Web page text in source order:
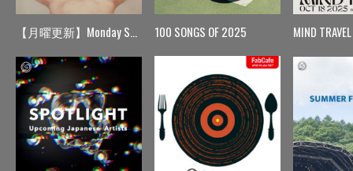
【月曜更新】Monday Spin 100 SONGS OF 2025 MIND TRAVEL